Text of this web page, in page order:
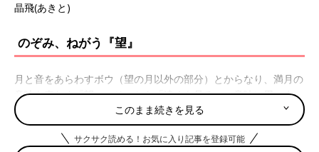
晶飛(あきと)
のぞみ、ねがう『望』
月と音をあらわすボウ（望の月以外の部分）とからなり、満月の
意味を表わす『望』。そこから「遠くを見る」の意味に用いま
す。遠方を見渡す大らかさで、人から期待されて名声をあげるで
しょう。「人気者に」という願いをこめて名づけてあげるのもよ
いですね。
このまま続きを見る
サクサク読める！お気に入り記事を登録可能